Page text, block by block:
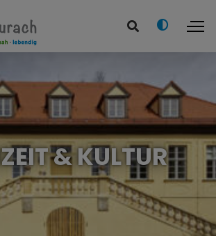
& KULTUR